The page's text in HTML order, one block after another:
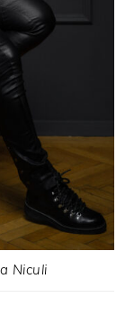
Niculi